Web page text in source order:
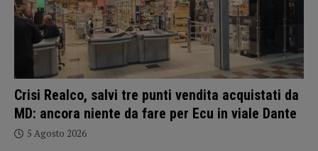
Crisi Realco, salvi tre punti vendita acquistati da
MD: ancora niente da fare per Ecu in viale Dante
5 Agosto 2026